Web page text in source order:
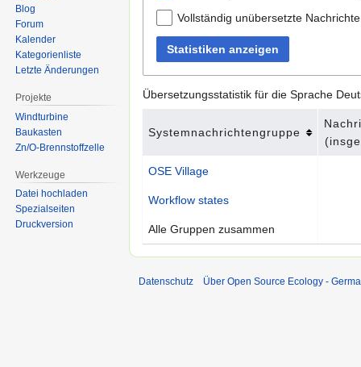
Vollständig unübersetzte
Statistiken anzeigen
Übersetzungsstatistik für die Sprache
Systemnachrichtengruppe
OSE Village
Workflow states
Alle Gruppen zusammen
Blog
Forum
Kalender
Kategorienliste
Letzte Änderungen
Projekte
Windturbine
Baukasten
Zn/O-Brennstoffzelle
Werkzeuge
Datei hochladen
Spezialseiten
Druckversion
Datenschutz Über Open Source Ecology -